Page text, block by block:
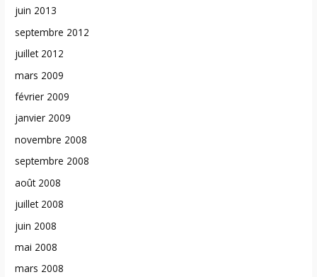
juin 2013
septembre 2012
juillet 2012
mars 2009
février 2009
janvier 2009
novembre 2008
septembre 2008
août 2008
juillet 2008
juin 2008
mai 2008
mars 2008